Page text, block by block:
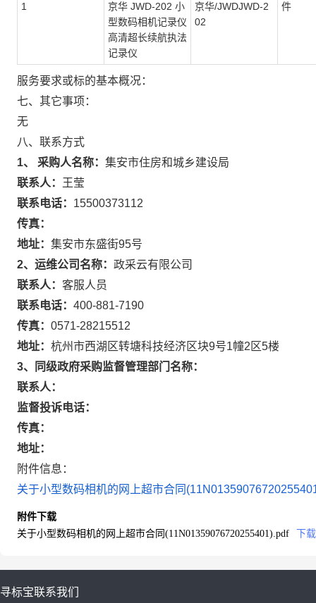
1
京华 JWD-202 小
型数码相机记录仪
高清超长续航执法
记录仪
京华/JWDJWD-2
02
件
服务要求或标的基本概况：
七、其它事项：
无
八、联系方式
1、 采购人名称： 集安市住房和城乡建设局
联系人：
王莹
联系电话： 15500373112
传真：
地址： 集安市东盛街95号
2、运维公司名称： 政采云有限公司
联系人： 客服人员
联系电话： 400-881-7190
传真： 0571-28215512
地址： 杭州市西湖区转塘科技经济区块9号1幢2区5楼
3、同级政府采购监督管理部门名称：
联系人：
监督投诉电话：
传真：
地址：
附件信息：
关于小型数码相机的网上超市合同
附件下载
关于小型数码相机的网上超市合同(11N01359076720255401).pdf
下载
寻标宝联系我们